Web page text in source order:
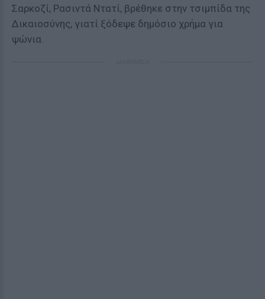
Σαρκοζί, Ρασιντά Ντατί, βρέθηκε στην τσιμπίδα της
Δικαιοσύνης, γιατί ξόδεψε δημόσιο χρήμα για
ψώνια.